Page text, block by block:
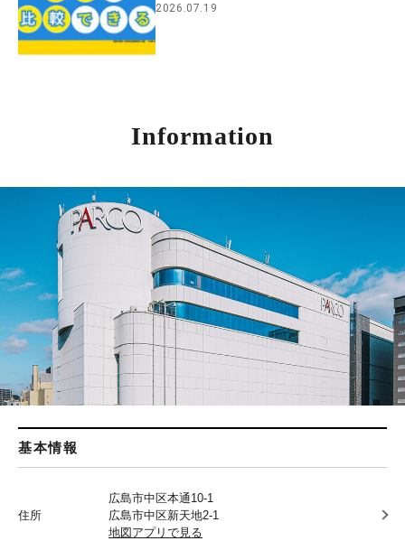
2026.07.19
Information
基本情報
住所
広島市中区本通10-1
広島市中区新天地2-1
地図アプリで見る